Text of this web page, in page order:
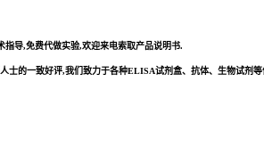
指导,免费代做实验,欢迎来电索取产品说明书.
士的一致好评,我们致力于各种ELISA试剂盒、抗体、生物试